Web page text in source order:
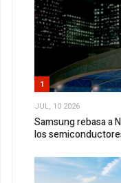
1
JUL, 10 2026
Samsung rebasa a
los